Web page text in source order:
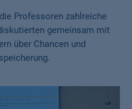
Professoren zahlreiche
gemeinsam mit
über Chancen und